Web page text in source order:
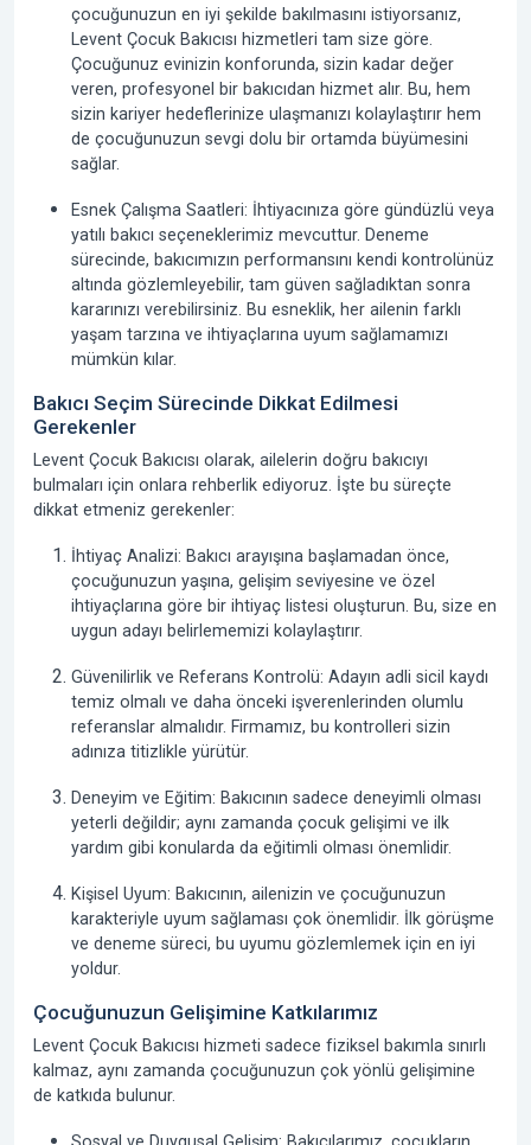
çocuğunuzun en iyi şekilde bakılmasını istiyorsanız,
Levent Çocuk Bakıcısı hizmetleri tam size göre.
Çocuğunuz evinizin konforunda, sizin kadar değer
veren, profesyonel bir bakıcıdan hizmet alır. Bu, hem
sizin kariyer hedeflerinize ulaşmanızı kolaylaştırır hem
de çocuğunuzun sevgi dolu bir ortamda büyümesini
sağlar.
Esnek Çalışma Saatleri: İhtiyacınıza göre gündüzlü veya
yatılı bakıcı seçeneklerimiz mevcuttur. Deneme
sürecinde, bakıcımızın performansını kendi kontrolünüz
altında gözlemleyebilir, tam güven sağladıktan sonra
kararınızı verebilirsiniz. Bu esneklik, her ailenin farklı
yaşam tarzına ve ihtiyaçlarına uyum sağlamamızı
mümkün kılar.
Bakıcı Seçim Sürecinde Dikkat Edilmesi
Gerekenler
Levent Çocuk Bakıcısı olarak, ailelerin doğru bakıcıyı
bulmaları için onlara rehberlik ediyoruz. İşte bu süreçte
dikkat etmeniz gerekenler:
İhtiyaç Analizi: Bakıcı arayışına başlamadan önce,
çocuğunuzun yaşına, gelişim seviyesine ve özel
ihtiyaçlarına göre bir ihtiyaç listesi oluşturun. Bu, size en
uygun adayı belirlememizi kolaylaştırır.
Güvenilirlik ve Referans Kontrolü: Adayın adli sicil kaydı
temiz olmalı ve daha önceki işverenlerinden olumlu
referanslar almalıdır. Firmamız, bu kontrolleri sizin
adınıza titizlikle yürütür.
Deneyim ve Eğitim: Bakıcının sadece deneyimli olması
yeterli değildir; aynı zamanda çocuk gelişimi ve ilk
yardım gibi konularda da eğitimli olması önemlidir.
Kişisel Uyum: Bakıcının, ailenizin ve çocuğunuzun
karakteriyle uyum sağlaması çok önemlidir. İlk görüşme
ve deneme süreci, bu uyumu gözlemlemek için en iyi
yoldur.
Çocuğunuzun Gelişimine Katkılarımız
Levent Çocuk Bakıcısı hizmeti sadece fiziksel bakımla sınırlı
kalmaz, aynı zamanda çocuğunuzun çok yönlü gelişimine
de katkıda bulunur.